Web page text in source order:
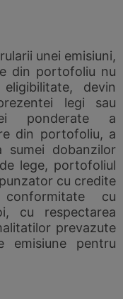
unei emisiuni,
din portofoliu nu
devin
legi sau
ponderate a
din portofoliu, a
sumei dobanzilor
lege, portofoliul
cu credite
cu
cu respectarea
prevazute
pentru